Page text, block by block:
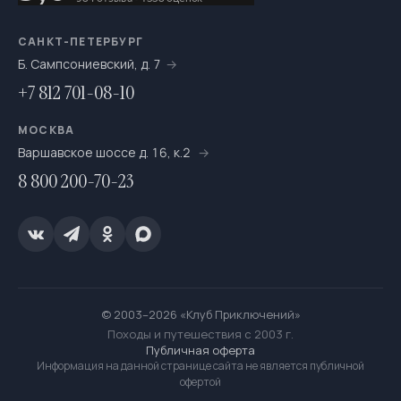
САНКТ-ПЕТЕРБУРГ
Б. Сампсониевский, д. 7
+7 812 701-08-10
МОСКВА
Варшавское шоссе д. 16, к.2
8 800 200-70-23
© 2003–2026 «Клуб Приключений»
Походы и путешествия с 2003 г.
Публичная оферта
Информация на данной странице сайта не является публичной
офертой